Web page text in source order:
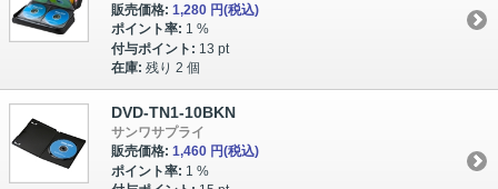
販売価格: 1,280 円(税込)
ポイント率: 1 %
付与ポイント: 13 pt
在庫: 残り 2 個
DVD-TN1-10BKN
サンワサプライ
販売価格: 1,460 円(税込)
ポイント率: 1 %